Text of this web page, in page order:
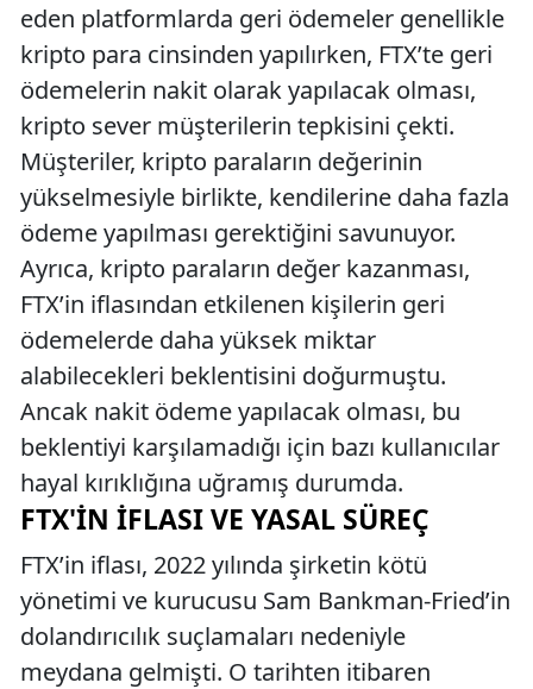
eden platformlarda geri ödemeler genellikle
kripto para cinsinden yapılırken, FTX’te geri
ödemelerin nakit olarak yapılacak olması,
kripto sever müşterilerin tepkisini çekti.
Müşteriler, kripto paraların değerinin
yükselmesiyle birlikte, kendilerine daha fazla
ödeme yapılması gerektiğini savunuyor.
Ayrıca, kripto paraların değer kazanması,
FTX’in iflasından etkilenen kişilerin geri
ödemelerde daha yüksek miktar
alabilecekleri beklentisini doğurmuştu.
Ancak nakit ödeme yapılacak olması, bu
beklentiyi karşılamadığı için bazı kullanıcılar
hayal kırıklığına uğramış durumda.
FTX'IN İFLASI VE YASAL SÜREÇ
FTX’in iflası, 2022 yılında şirketin kötü
yönetimi ve kurucusu Sam Bankman-Fried’in
dolandırıcılık suçlamaları nedeniyle
meydana gelmişti. O tarihten itibaren